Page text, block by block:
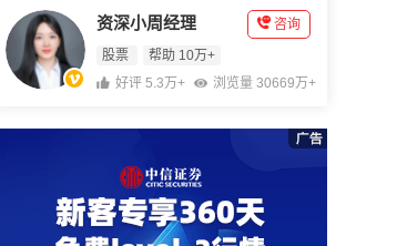
资深小周经理
股票 帮助 10万+
咨询
好评 5.3万+ 浏览量 30669万+